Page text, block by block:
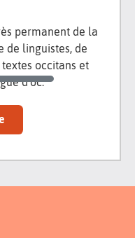
permanent de la
de linguistes, de
occitans et
d’oc.